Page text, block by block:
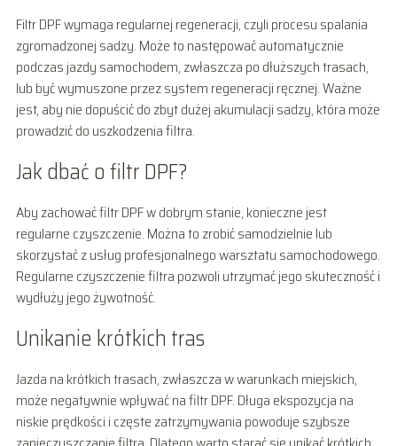
Filtr DPF wymaga regularnej regeneracji, czyli procesu spalania
zgromadzonej sadzy. Może to następować automatycznie
podczas jazdy samochodem, zwłaszcza po dłuższych trasach,
lub być wymuszone przez system regeneracji ręcznej. Ważne
jest, aby nie dopuścić do zbyt dużej akumulacji sadzy, która może
prowadzić do uszkodzenia filtra.
Jak dbać o filtr DPF?
Aby zachować filtr DPF w dobrym stanie, konieczne jest
regularne czyszczenie. Można to zrobić samodzielnie lub
skorzystać z usług profesjonalnego warsztatu samochodowego.
Regularne czyszczenie filtra pozwoli utrzymać jego skuteczność i
wydłuży jego żywotność.
Unikanie krótkich tras
Jazda na krótkich trasach, zwłaszcza w warunkach miejskich,
może negatywnie wpływać na filtr DPF. Długa ekspozycja na
niskie prędkości i częste zatrzymywania powoduje szybsze